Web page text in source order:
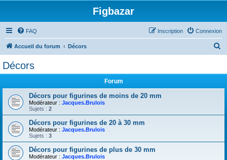
Figbazar
FAQ Connexion
Inscription
Accueil du forum Décors
e
Décors
Forum
Décors pour figurines de moins de 20 mm
Modérateur : Jacques.Brulois
Sujets : 2
Décors pour figurines de 20 à 30 mm
Modérateur : Jacques.Brulois
Sujets : 3
Décors pour figurines de plus de 30 mm
Modérateur : Jacques.Brulois